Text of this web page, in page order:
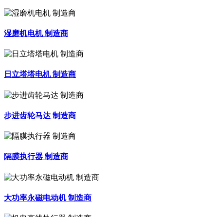
湿磨机电机 制造商
日立塔塔电机 制造商
步进齿轮马达 制造商
隔膜执行器 制造商
大功率永磁电动机 制造商